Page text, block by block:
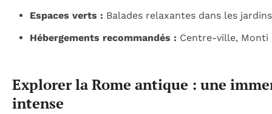
Espaces verts : Balades relaxantes dans les
Hébergements recommandés : Centre-ville, Monti
Explorer la Rome antique : une
intense